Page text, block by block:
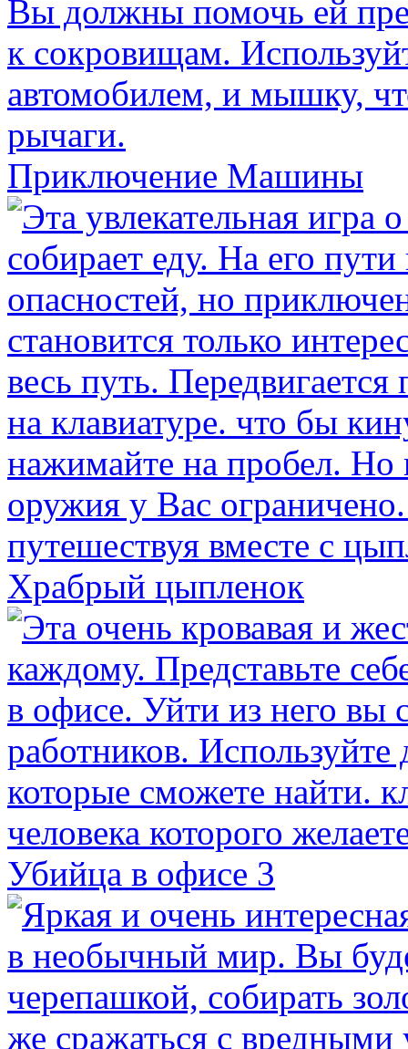
Приключение Машины
Храбрый цыпленок
Убийца в офисе 3